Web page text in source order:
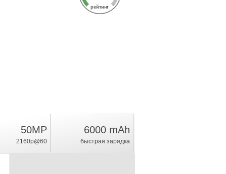
рейтинг
50MP
2160p@60
6000 mAh
быстрая зарядка